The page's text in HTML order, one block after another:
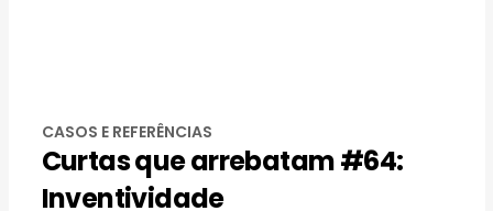
CASOS E REFERÊNCIAS
Curtas que arrebatam #64:
Inventividade